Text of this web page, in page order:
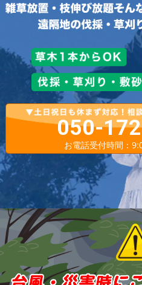
050-
お電話受付時間：